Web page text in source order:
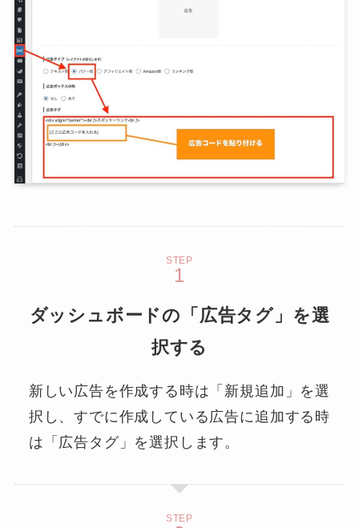
STEP
ダッシュボードの「広告タグ」を選
択する
新しい広告を作成する時は「新規追加」を選
択し、すでに作成している広告に追加する時
は「広告タグ」を選択します。
STEP